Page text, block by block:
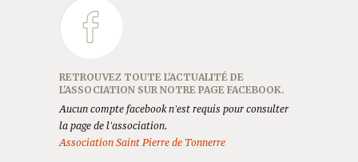
RETROUVEZ TOUTE L'ACTUALITÉ DE
L'ASSOCIATION SUR NOTRE PAGE FACEBOOK.
Aucun compte facebook n'est requis pour consulter
la page de l'association.
Association Saint Pierre de Tonnerre